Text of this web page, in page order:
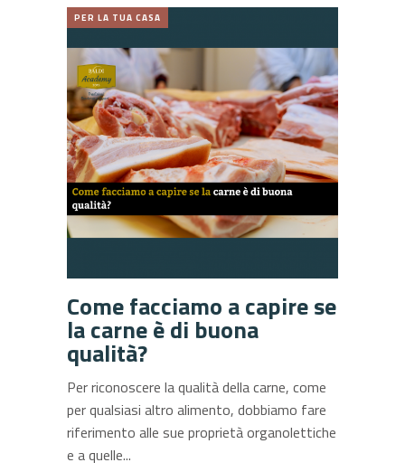
PER LA TUA CASA
Come facciamo a capire se
la carne è di buona
qualità?
Per riconoscere la qualità della carne, come
per qualsiasi altro alimento, dobbiamo fare
riferimento alle sue proprietà organolettiche
e a quelle